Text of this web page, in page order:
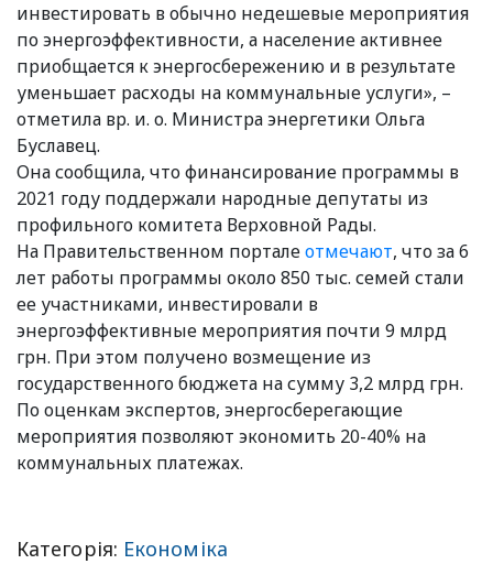
инвестировать в обычно недешевые мероприятия
по энергоэффективности, а население активнее
приобщается к энергосбережению и в результате
уменьшает расходы на коммунальные услуги», –
отметила вр. и. о. Министра энергетики Ольга
Буславец.
Она сообщила, что финансирование программы в
2021 году поддержали народные депутаты из
профильного комитета Верховной Рады.
На Правительственном порталеотмечают, что за 6
лет работы программы около 850 тыс. семей стали
ее участниками, инвестировали в
энергоэффективные мероприятия почти 9 млрд
грн. При этом получено возмещение из
государственного бюджета на сумму 3,2 млрд грн.
По оценкам экспертов, энергосберегающие
мероприятия позволяют экономить 20-40% на
коммунальных платежах.
Категорія: Економіка